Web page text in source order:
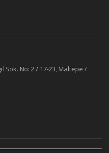
Sok. No: 2 / 17-23, Maltepe /